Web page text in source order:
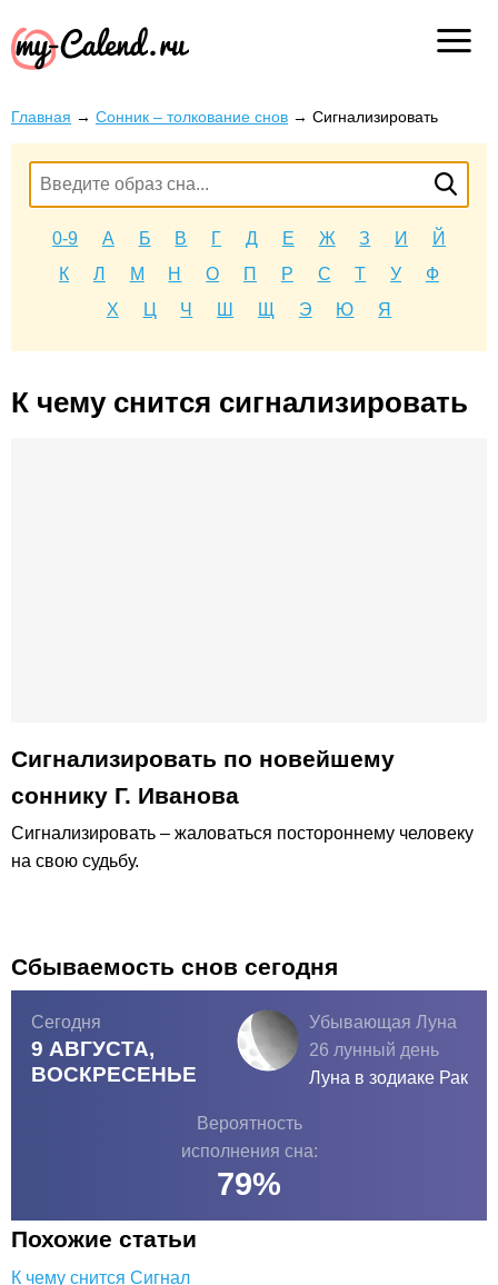
Главная → Сонник – толкование снов → Сигнализировать
0-9 А Б В Г Д Е Ж З И
Й
К
Л М Н О П Р С Т У
Ф
Х
Ц Ч Ш Щ Э Ю Я
К чему снится сигнализировать
Сигнализировать по новейшему
соннику Г. Иванова
Сигнализировать – жаловаться постороннему человеку
на свою судьбу.
Сбываемость снов сегодня
Сегодня
9 АВГУСТА,
ВОСКРЕСЕНЬЕ
Убывающая Луна
26 лунный день
Луна в зодиаке Рак
Вероятность
исполнения сна:
79%
Похожие статьи
К чему снится Сигнал